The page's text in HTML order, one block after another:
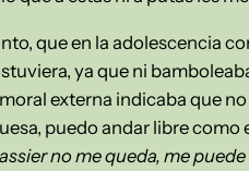
que en la adolescencia
ya que ni
externa indicaba que
puedo andar libre como
no me queda, me